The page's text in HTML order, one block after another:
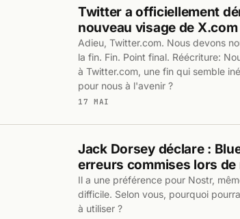
Twitter a officiellement
nouveau visage de X.com
Adieu, Twitter.com. Nous devons
la fin. Fin. Point final. Réécriture:
à Twitter.com, une fin qui semble
pour nous à l'avenir ?
17 MAI
Jack Dorsey déclare :
erreurs commises lors
Il a une préférence pour Nostr,
difficile. Selon vous, pourquoi
à utiliser ?